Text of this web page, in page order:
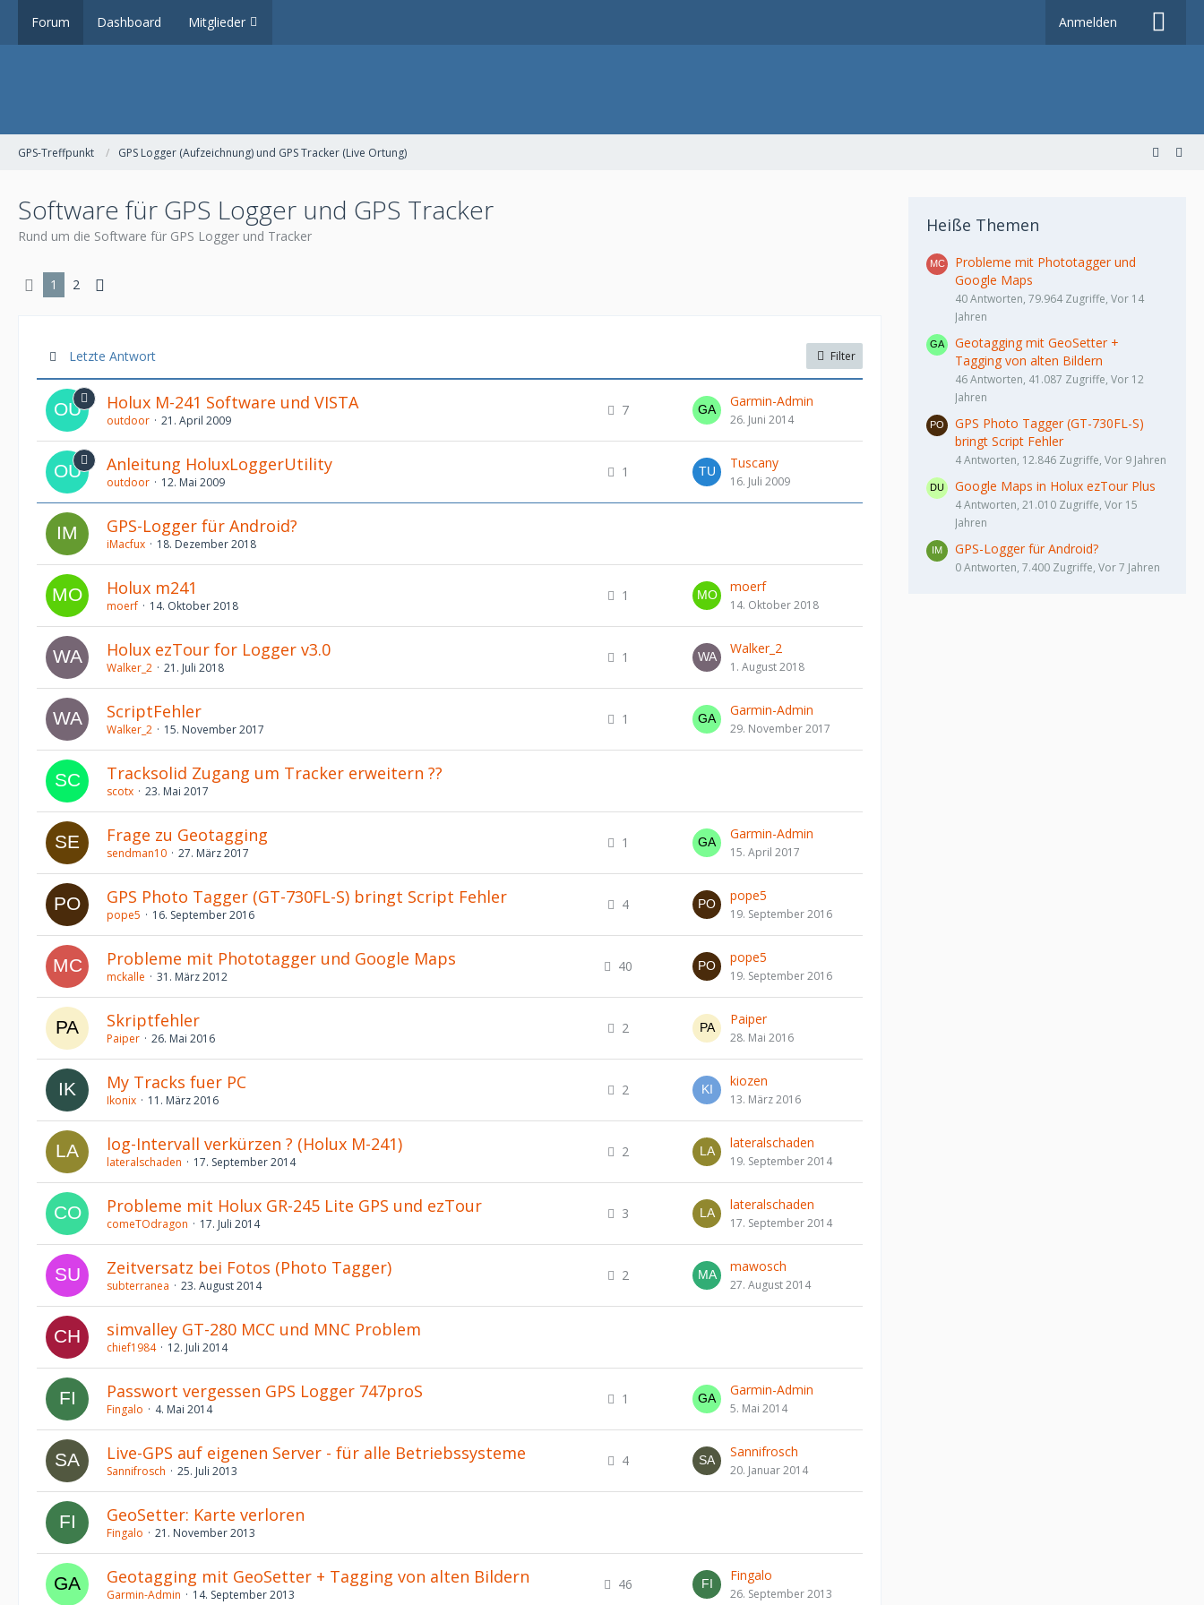
Forum Dashboard Mitglieder Anmelden
GPS-Treffpunkt GPS Logger (Aufzeichnung) und GPS Tracker (Live Ortung)
Software für GPS Logger und GPS Tracker
Rund um die Software für GPS Logger und Tracker
1 2
Letzte Antwort Filter
Holux M-241 Software und VISTA
outdoor 21. April 2009
7
Garmin-Admin
26. Juni 2014
Anleitung HoluxLoggerUtility
outdoor 12. Mai 2009
1
Tuscany
16. Juli 2009
GPS-Logger für Android?
iMacfux 18. Dezember 2018
Holux m241
moerf 14. Oktober 2018
1
moerf
14. Oktober 2018
Holux ezTour for Logger v3.0
Walker_2 21. Juli 2018
1
Walker_2
1. August 2018
ScriptFehler
Walker_2 15. November 2017
1
Garmin-Admin
29. November 2017
Tracksolid Zugang um Tracker erweitern ??
scotx 23. Mai 2017
Frage zu Geotagging
sendman10 27. März 2017
1
Garmin-Admin
15. April 2017
GPS Photo Tagger (GT-730FL-S) bringt Script Fehler
pope5 16. September 2016
4
pope5
19. September 2016
Probleme mit Phototagger und Google Maps
mckalle 31. März 2012
40
pope5
19. September 2016
Skriptfehler
Paiper 26. Mai 2016
2
Paiper
28. Mai 2016
My Tracks fuer PC
Ikonix 11. März 2016
2
kiozen
13. März 2016
log-Intervall verkürzen ? (Holux M-241)
lateralschaden 17. September 2014
2
lateralschaden
19. September 2014
Probleme mit Holux GR-245 Lite GPS und ezTour
comeTOdragon 17. Juli 2014
3
lateralschaden
17. September 2014
Zeitversatz bei Fotos (Photo Tagger)
subterranea 23. August 2014
2
mawosch
27. August 2014
simvalley GT-280 MCC und MNC Problem
chief1984 12. Juli 2014
Passwort vergessen GPS Logger 747proS
Fingalo 4. Mai 2014
1
Garmin-Admin
5. Mai 2014
Live-GPS auf eigenen Server - für alle Betriebssysteme
Sannifrosch 25. Juli 2013
4
Sannifrosch
20. Januar 2014
GeoSetter: Karte verloren
Fingalo 21. November 2013
Geotagging mit GeoSetter + Tagging von alten Bildern
Garmin-Admin 14. September 2013
46
Fingalo
26. September 2013
Heiße Themen
Probleme mit Phototagger und
Google Maps
40 Antworten, 79.964 Zugriffe, Vor 14
Jahren
Geotagging mit GeoSetter +
Tagging von alten Bildern
46 Antworten, 41.087 Zugriffe, Vor 12
Jahren
GPS Photo Tagger (GT-730FL-S)
bringt Script Fehler
4 Antworten, 12.846 Zugriffe, Vor 9 Jahren
Google Maps in Holux ezTour Plus
4 Antworten, 21.010 Zugriffe, Vor 15
Jahren
GPS-Logger für Android?
0 Antworten, 7.400 Zugriffe, Vor 7 Jahren